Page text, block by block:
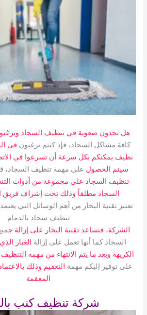
هل تجدون صعوبة في تنظيف السجاد
كافة مشاكل السجاد، فإذ كنتم ترغبون في
نظيف يمكنكم بكل سرعة أن تسرعوا في
سيتم الحصول على مهمة تنظيف السجاد،
تنظيف السجاد على مجموعة من أدوات
السجاد مطلقاً وذلك تحت إشراف فريق
تعتبر تقنية البخار من أهم الوسائل التي
تنظيف سجاد بالدمام
الشركة، فتساعد تقنية البخار على إزالة ج
السجاد كما أنها تعمل على إزالة الغبار
الكريهة وبعد ما يتم الانتهاء من مهمة
على توفير إليكم مهمة التعقيم وذلك
المعقمة
شركة تنظيف كنب